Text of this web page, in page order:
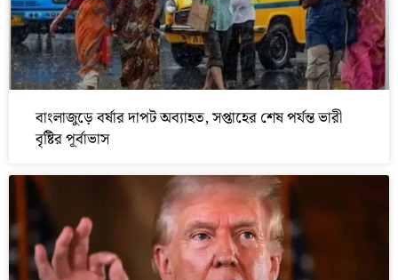
বাংলাজুড়ে বর্ষার দাপট অব্যাহত, সপ্তাহের শেষ পর্যন্ত ভারী
বৃষ্টির পূর্বাভাস